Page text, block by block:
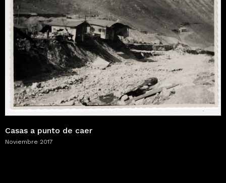
Casas a punto de caer
Noviembre 2017